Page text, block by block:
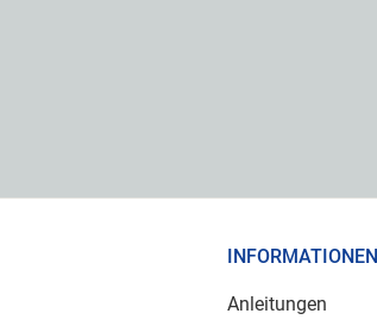
INFORMATIONEN
Anleitungen